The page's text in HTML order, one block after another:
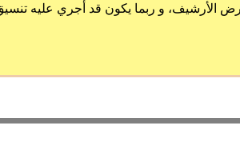
و ربما يكون قد أجري عليه تنسيق